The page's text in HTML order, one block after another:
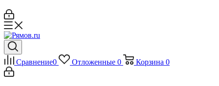
Сравнение0 Отложенные 0 Корзина 0